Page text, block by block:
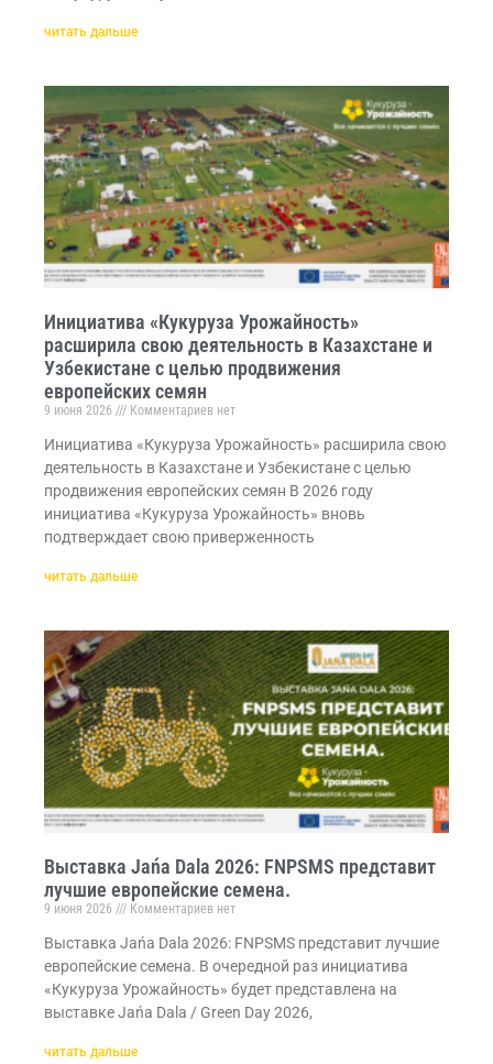
читать дальше
Инициатива «Кукуруза Урожайность»
расширила свою деятельность в Казахстане и
Узбекистане с целью продвижения
европейских семян
9 июня 2026 Комментариев нет
Инициатива «Кукуруза Урожайность» расширила свою
деятельность в Казахстане и Узбекистане с целью
продвижения европейских семян В 2026 году
инициатива «Кукуруза Урожайность» вновь
подтверждает свою приверженность
читать дальше
Выставка Jańa Dala 2026: FNPSMS представит
лучшие европейские семена.
9 июня 2026 Комментариев нет
Выставка Jańa Dala 2026: FNPSMS представит лучшие
европейские семена. В очередной раз инициатива
«Кукуруза Урожайность» будет представлена на
выставке Jańa Dala / Green Day 2026,
читать дальше